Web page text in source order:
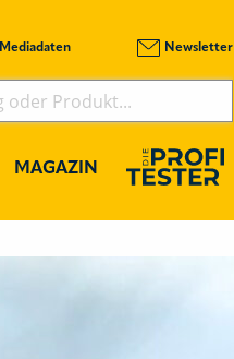
Mediadaten Newsletter
MAGAZIN